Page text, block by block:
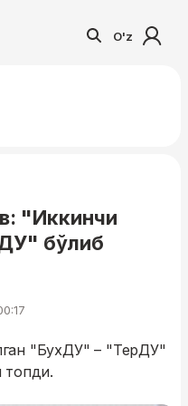
O'z
"Иккинчи
бўлиб
"БухДУ" – "ТерДУ"
топди.